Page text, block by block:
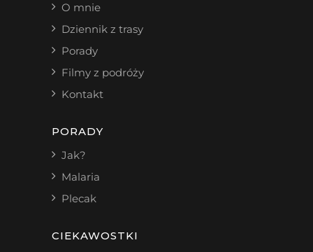
O mnie
Dziennik z trasy
Porady
Filmy z podróży
Kontakt
PORADY
Jak?
Malaria
Plecak
CIEKAWOSTKI